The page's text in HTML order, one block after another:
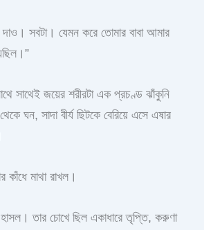
সবটা। যেমন করে তোমার বাবা আমার
সাথেই জয়ের শরীরটা এক প্রচণ্ড ঝাঁকুনি
ঘন, সাদা বীর্য ছিটকে বেরিয়ে এসে এষার
কাঁধে মাথা রাখল।
হাসল। তার চোখে ছিল একাধারে তৃপ্তি, করুণা